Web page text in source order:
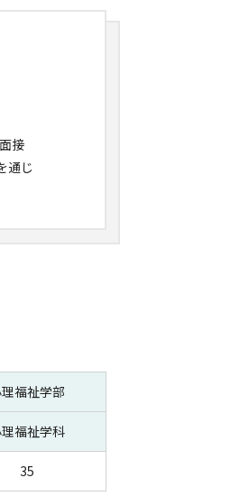
接
通じ
福祉学部
福祉学科
35